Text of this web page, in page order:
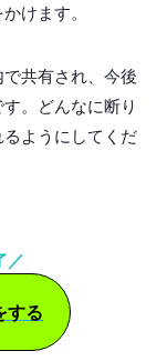
けます。
共有され、今後
。どんなに断り
ようにしてくだ
／
する